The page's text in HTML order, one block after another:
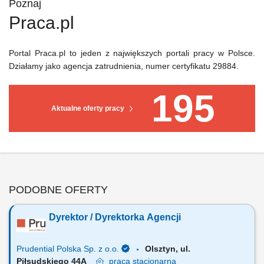
Poznaj
Praca.pl
Aktualne oferty pracy 195
Portal Praca.pl to jeden z największych portali pracy w Polsce.
Działamy jako agencja zatrudnienia, numer certyfikatu 29884.
PODOBNE OFERTY
Dyrektor / Dyrektorka Agencji
Prudential Polska Sp. z o.o.
Olsztyn, ul.
Piłsudskiego 44A
praca stacjonarna